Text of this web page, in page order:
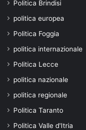
Politica Brindisi
politica europea
Politica Foggia
politica internazionale
Politica Lecce
politica nazionale
politica regionale
Politica Taranto
Politica Valle d'Itria